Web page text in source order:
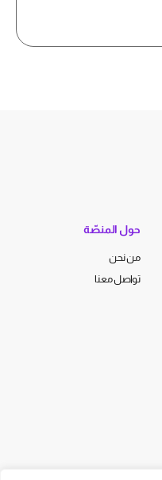
حول المنصّة
من نحن
تواصل معنا